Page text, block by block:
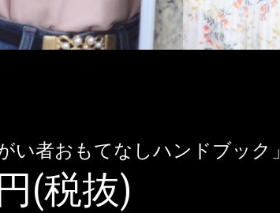
い者おもてなしハンドブック」
(税抜)